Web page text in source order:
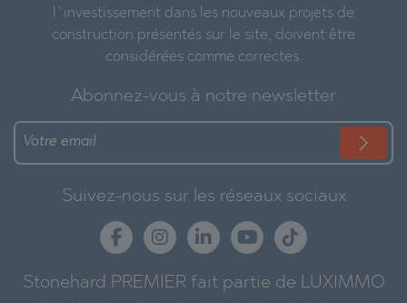
l`investissement dans les nouveaux projets de
construction présentés sur le site, doivent être
considérées comme correctes.
Abonnez-vous à notre newsletter
Suivez-nous sur les réseaux sociaux
Stonehard PREMIER fait partie de LUXIMMO